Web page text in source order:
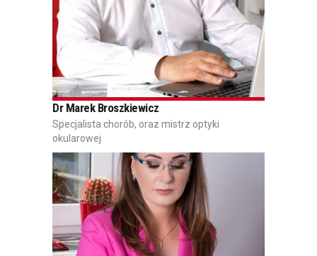
Dr Marek Broszkiewicz
Specjalista chorób, oraz mistrz optyki
okularowej